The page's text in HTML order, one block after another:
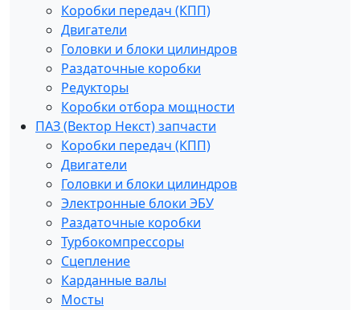
Коробки передач (КПП)
Двигатели
Головки и блоки цилиндров
Раздаточные коробки
Редукторы
Коробки отбора мощности
ПАЗ (Вектор Некст) запчасти
Коробки передач (КПП)
Двигатели
Головки и блоки цилиндров
Электронные блоки ЭБУ
Раздаточные коробки
Турбокомпрессоры
Сцепление
Карданные валы
Мосты